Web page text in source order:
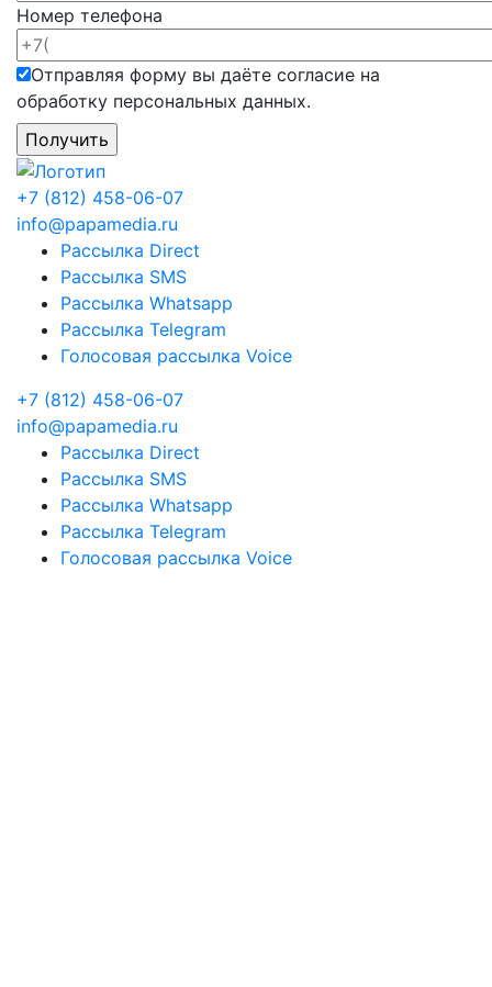
+7 (812) 458-06-07
info@papamedia.ru
Рассылка Direct
Рассылка SMS
Рассылка Whatsapp
Рассылка Telegram
Голосовая рассылка Voice
+7 (812) 458-06-07
info@papamedia.ru
Рассылка Direct
Рассылка SMS
Рассылка Whatsapp
Рассылка Telegram
Голосовая рассылка Voice
Номер телефона
Отправляя форму вы даёте согласие на
обработку персональных данных.